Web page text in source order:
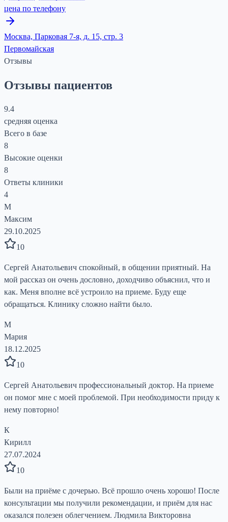
цена по телефону
Москва, Парковая 7-я, д. 15, стр. 3
Первомайская
Отзывы
Отзывы пациентов
9.4
средняя оценка
Всего в базе
8
Высокие оценки
8
Ответы клиники
4
М
Максим
29.10.2025
10
Сергей Анатольевич спокойный, в общении приятный. На
мой рассказ он очень дословно, доходчиво объяснил, что и
как. Меня вполне всё устроило на приеме. Буду еще
обращаться. Клинику сложно найти было.
М
Мария
18.12.2025
10
Сергей Анатольевич профессиональный доктор. На приеме
он помог мне с моей проблемой. При необходимости приду к
нему повторно!
К
Кирилл
27.07.2024
10
Были на приёме с дочерью. Всё прошло очень хорошо! После
консультации мы получили рекомендации, и приём для нас
оказался полезен облегчением. Людмила Викторовна